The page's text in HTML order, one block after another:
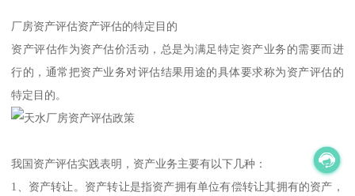
厂房资产评估资产评估的特定目的
资产评估作为资产估价活动，总是为满足特定资产业务的需要而进
行的，通常把资产业务对评估结果用途的具体要求称为资产评估的
特定目的。
我国资产评估实践表明，资产业务主要有以下几种：
1、资产转让。资产转让是指资产拥有单位有偿转让其拥有的资产，